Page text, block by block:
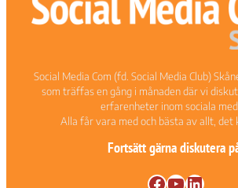
Social Media Com (fd. Social Media Club)
som träffas en gång i månaden där vi
erfarenheter inom sociala
Alla får vara med och bästa av allt, det
Fortsätt gärna diskutera
Facebook
YouTube
Upplevelse
bra som
möjligt under
Om du nekar